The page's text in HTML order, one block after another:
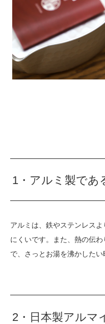
1・アルミ製であ
アルミは、鉄やステンレス
にくいです。また、熱の伝
で、さっとお湯を沸かしたい
2・日本製アルマ